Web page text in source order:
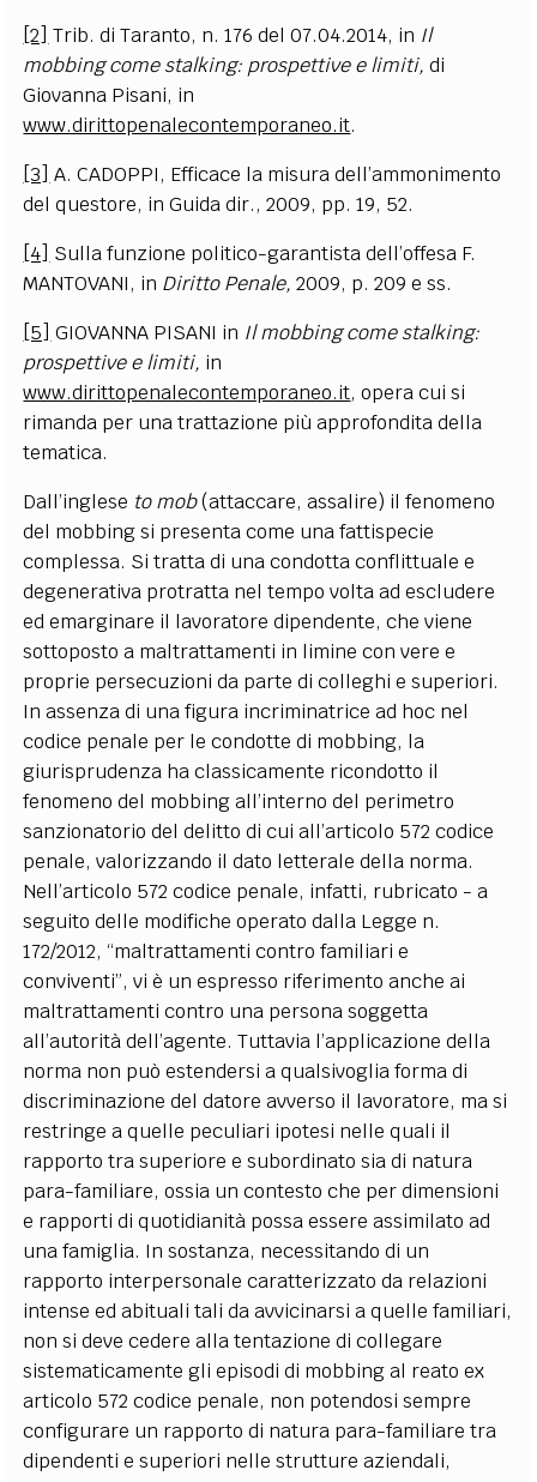
[2] Trib. di Taranto, n. 176 del 07.04.2014, in Il
mobbing come stalking: prospettive e limiti,di
Giovanna Pisani, in
www.dirittopenalecontemporaneo.it.
[3] A. CADOPPI, Efficace la misura dell’ammonimento
del questore, in Guida dir., 2009, pp. 19, 52.
[4] Sulla funzione politico-garantista dell’offesa F.
MANTOVANI, in Diritto Penale,2009, p. 209 e ss.
[5] GIOVANNA PISANI in Il mobbing come stalking:
prospettive e limiti, in
www.dirittopenalecontemporaneo.it, opera cui si
rimanda per una trattazione più approfondita della
tematica.
Dall’inglese to mob(attaccare, assalire) il fenomeno
del mobbing si presenta come una fattispecie
complessa. Si tratta di una condotta conflittuale e
degenerativa protratta nel tempo volta ad escludere
ed emarginare il lavoratore dipendente, che viene
sottoposto a maltrattamenti in limine con vere e
proprie persecuzioni da parte di colleghi e superiori.
In assenza di una figura incriminatrice ad hoc nel
codice penale per le condotte di mobbing, la
giurisprudenza ha classicamente ricondotto il
fenomeno del mobbing all’interno del perimetro
sanzionatorio del delitto di cui all’articolo 572 codice
penale, valorizzando il dato letterale della norma.
Nell’articolo 572 codice penale, infatti, rubricato - a
seguito delle modifiche operato dalla Legge n.
172/2012, “maltrattamenti contro familiari e
conviventi”, vi è un espresso riferimento anche ai
maltrattamenti contro una persona soggetta
all’autorità dell’agente. Tuttavia l’applicazione della
norma non può estendersi a qualsivoglia forma di
discriminazione del datore avverso il lavoratore, ma si
restringe a quelle peculiari ipotesi nelle quali il
rapporto tra superiore e subordinato sia di natura
para-familiare, ossia un contesto che per dimensioni
e rapporti di quotidianità possa essere assimilato ad
una famiglia. In sostanza, necessitando di un
rapporto interpersonale caratterizzato da relazioni
intense ed abituali tali da avvicinarsi a quelle familiari,
non si deve cedere alla tentazione di collegare
sistematicamente gli episodi di mobbing al reato ex
articolo 572 codice penale, non potendosi sempre
configurare un rapporto di natura para-familiare tra
dipendenti e superiori nelle strutture aziendali,